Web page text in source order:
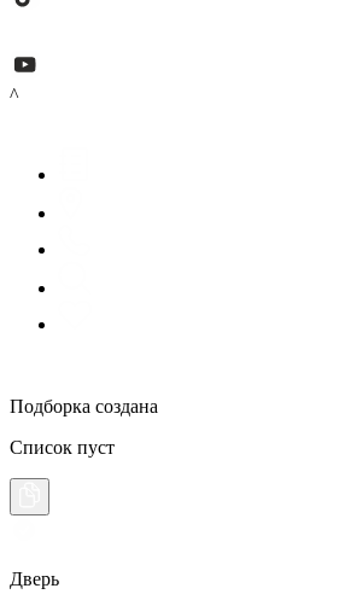
^
Подборка создана
Список пуст
Дверь